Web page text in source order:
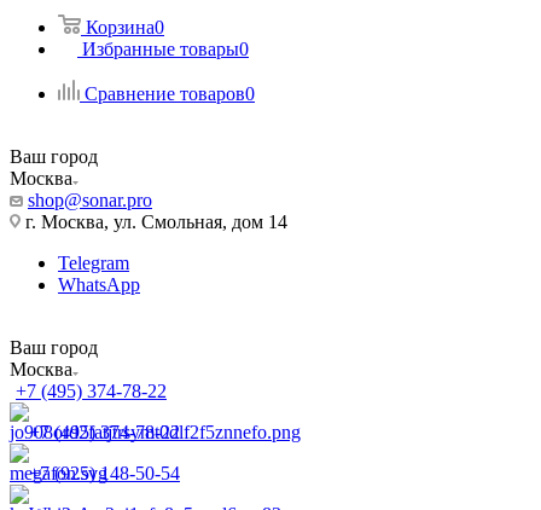
Корзина0
Избранные товары0
Сравнение товаров0
Ваш город
Москва
shop@sonar.pro
г. Москва, ул. Смольная, дом 14
Telegram
WhatsApp
Ваш город
Москва
+7 (495) 374-78-22
+7 (495) 374-78-22
+7 (925) 148-50-54